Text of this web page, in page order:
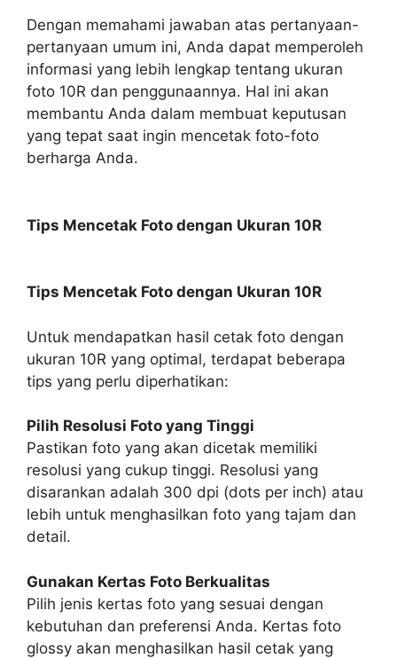
Dengan memahami jawaban atas pertanyaan-
pertanyaan umum ini, Anda dapat memperoleh
informasi yang lebih lengkap tentang ukuran
foto 10R dan penggunaannya. Hal ini akan
membantu Anda dalam membuat keputusan
yang tepat saat ingin mencetak foto-foto
berharga Anda.
Tips Mencetak Foto dengan Ukuran 10R
Tips Mencetak Foto dengan Ukuran 10R
Untuk mendapatkan hasil cetak foto dengan
ukuran 10R yang optimal, terdapat beberapa
tips yang perlu diperhatikan:
Pilih Resolusi Foto yang Tinggi
Pastikan foto yang akan dicetak memiliki
resolusi yang cukup tinggi. Resolusi yang
disarankan adalah 300 dpi (dots per inch) atau
lebih untuk menghasilkan foto yang tajam dan
detail.
Gunakan Kertas Foto Berkualitas
Pilih jenis kertas foto yang sesuai dengan
kebutuhan dan preferensi Anda. Kertas foto
glossy akan menghasilkan hasil cetak yang